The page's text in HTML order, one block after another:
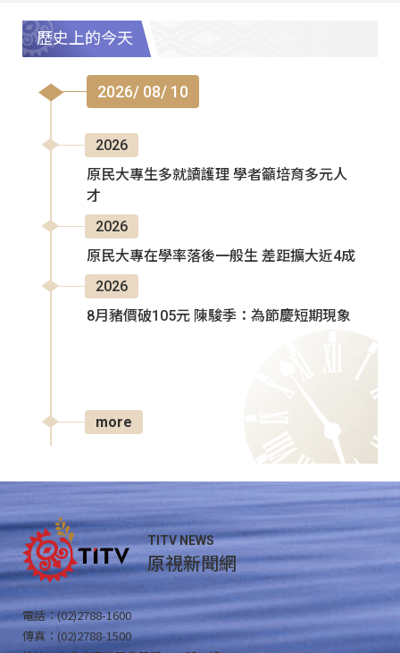
歷史上的今天
2026/ 08/ 10
2026
原民大專生多就讀護理 學者籲培育多元人
才
2026
原民大專在學率落後一般生 差距擴大近4成
2026
8月豬價破105元 陳駿季：為節慶短期現象
more
TITV NEWS
原視新聞網
電話：(02)2788-1600
傳真：(02)2788-1500